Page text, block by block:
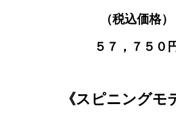
（税込価格）
５７，７５０
《スピニングモ